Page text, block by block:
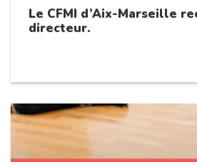
Le CFMI d’Aix-Marseille
directeur.